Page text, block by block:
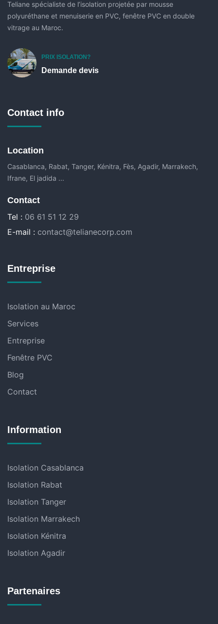
Teliane spécialiste de l’isolation projetée par mousse
polyuréthane et menuiserie en PVC, fenêtre PVC en double
vitrage au Maroc.
PRIX ISOLATION?
Demande devis
Contact info
Location
Casablanca, Rabat, Tanger, Kénitra, Fès, Agadir, Marrakech,
Ifrane, El jadida ...
Contact
Tel : 06 61 51 12 29
E-mail : contact@telianecorp.com
Entreprise
Isolation au Maroc
Services
Entreprise
Fenêtre PVC
Blog
Contact
Information
Isolation Casablanca
Isolation Rabat
Isolation Tanger
Isolation Marrakech
Isolation Kénitra
Isolation Agadir
Partenaires